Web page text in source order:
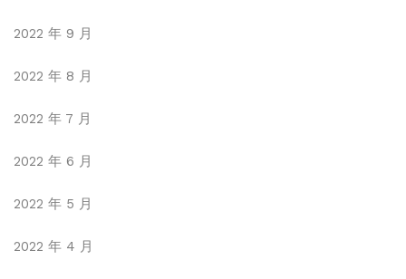
2022 年 9 月
2022 年 8 月
2022 年 7 月
2022 年 6 月
2022 年 5 月
2022 年 4 月